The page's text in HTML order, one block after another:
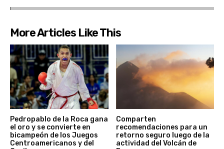
More Articles Like This
Pedropablo de la Roca gana
el oro y se convierte en
bicampeón de los Juegos
Centroamericanos y del
Comparten
recomendaciones para un
retorno seguro luego de la
actividad del Volcán de